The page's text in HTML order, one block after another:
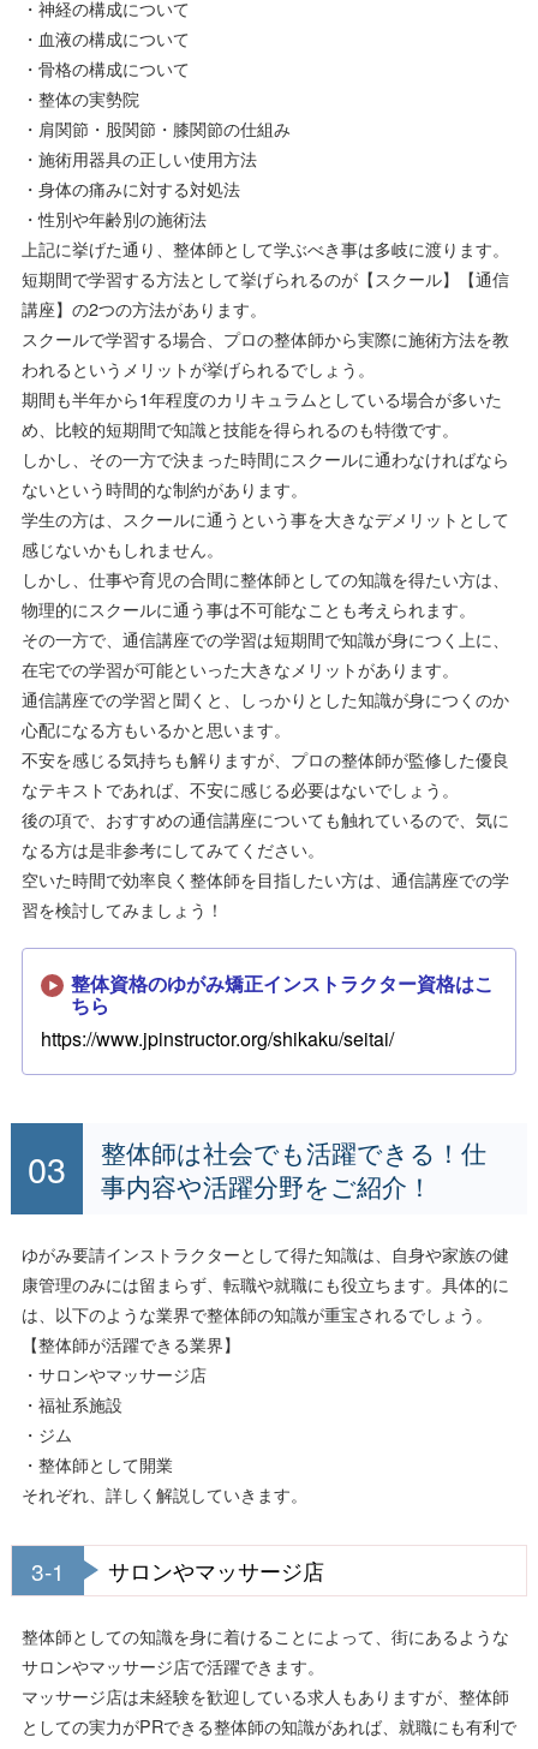
・神経の構成について
・血液の構成について
・骨格の構成について
・整体の実勢院
・肩関節・股関節・膝関節の仕組み
・施術用器具の正しい使用方法
・身体の痛みに対する対処法
・性別や年齢別の施術法
上記に挙げた通り、整体師として学ぶべき事は多岐に渡ります。
短期間で学習する方法として挙げられるのが【スクール】【通信
講座】の2つの方法があります。
スクールで学習する場合、プロの整体師から実際に施術方法を教
われるというメリットが挙げられるでしょう。
期間も半年から1年程度のカリキュラムとしている場合が多いた
め、比較的短期間で知識と技能を得られるのも特徴です。
しかし、その一方で決まった時間にスクールに通わなければなら
ないという時間的な制約があります。
学生の方は、スクールに通うという事を大きなデメリットとして
感じないかもしれません。
しかし、仕事や育児の合間に整体師としての知識を得たい方は、
物理的にスクールに通う事は不可能なことも考えられます。
その一方で、通信講座での学習は短期間で知識が身につく上に、
在宅での学習が可能といった大きなメリットがあります。
通信講座での学習と聞くと、しっかりとした知識が身につくのか
心配になる方もいるかと思います。
不安を感じる気持ちも解りますが、プロの整体師が監修した優良
なテキストであれば、不安に感じる必要はないでしょう。
後の項で、おすすめの通信講座についても触れているので、気に
なる方は是非参考にしてみてください。
空いた時間で効率良く整体師を目指したい方は、通信講座での学
習を検討してみましょう！
整体資格のゆがみ矯正インストラクター資格はこ
ちら
https://www.jpinstructor.org/shikaku/seitai/
整体師は社会でも活躍できる！仕
事内容や活躍分野をご紹介！
ゆがみ要請インストラクターとして得た知識は、自身や家族の健
康管理のみには留まらず、転職や就職にも役立ちます。具体的に
は、以下のような業界で整体師の知識が重宝されるでしょう。
【整体師が活躍できる業界】
・サロンやマッサージ店
・福祉系施設
・ジム
・整体師として開業
それぞれ、詳しく解説していきます。
3-1 サロンやマッサージ店
整体師としての知識を身に着けることによって、街にあるような
サロンやマッサージ店で活躍できます。
マッサージ店は未経験を歓迎している求人もありますが、整体師
としての実力がPRできる整体師の知識があれば、就職にも有利で